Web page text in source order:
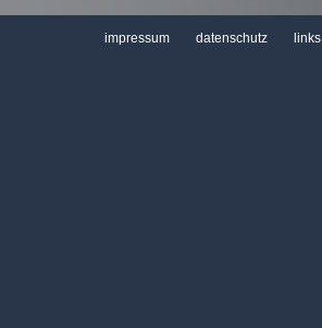
impressum datenschutz links